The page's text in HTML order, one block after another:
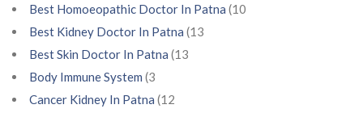
Best Homoeopathic Doctor In Patna (10
Best Kidney Doctor In Patna (13
Best Skin Doctor In Patna (13
Body Immune System (3
Cancer Kidney In Patna (12